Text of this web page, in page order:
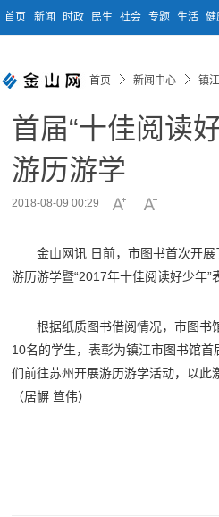
首页 新闻 时政 民生 社会 专题 生活 健
首页 新闻中心 镇
首届“十佳阅读
游历游学
2018-08-09 00:29
金山网讯 日前，市图书首次开
游历游学暨“2017年十佳阅读好少年”
根据纸质图书借阅情况，市图书
10名的学生，表彰为镇江市图书馆首
们前往苏州开展游历游学活动，以此
（居幈 笪伟）